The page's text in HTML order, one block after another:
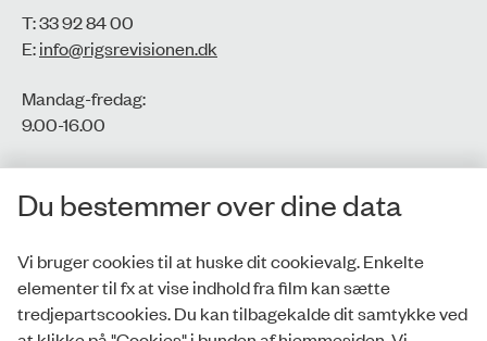
T: 33 92 84 00
E:info@rigsrevisionen.dk
Mandag-fredag:
9.00-16.00​
CVR-nr.: 77806113
EAN-nr.: 5798000016002
Privatlivspolitik
Du bestemmer over dine data
Vi bruger cookies til at huske dit cookievalg. Enkelte
elementer til fx at vise indhold fra film kan sætte
tredjepartscookies. Du kan tilbagekalde dit samtykke ved